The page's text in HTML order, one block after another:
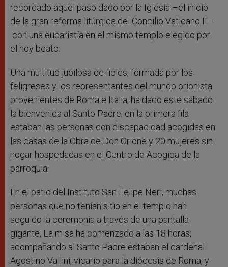
recordado aquel paso dado por la Iglesia –el inicio
de la gran reforma litúrgica del Concilio Vaticano II–
con una eucaristía en el mismo templo elegido por
el hoy beato.
Una multitud jubilosa de fieles, formada por los
feligreses y los representantes del mundo orionista
provenientes de Roma e Italia, ha dado este sábado
la bienvenida al Santo Padre; en la primera fila
estaban las personas con discapacidad acogidas en
las casas de la Obra de Don Orione y 20 mujeres sin
hogar hospedadas en el Centro de Acogida de la
parroquia.
En el patio del Instituto San Felipe Neri, muchas
personas que no tenían sitio en el templo han
seguido la ceremonia a través de una pantalla
gigante. La misa ha comenzado a las 18 horas;
acompañando al Santo Padre estaban el cardenal
Agostino Vallini, vicario para la diócesis de Roma, y